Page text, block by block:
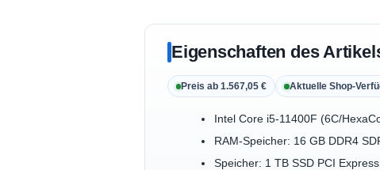
Eigenschaften des
Preis ab 1.567,05 € Aktuelle Shop-
Intel Core i5-11400F (6C/
RAM-Speicher: 16 GB DDR4
Speicher: 1 TB SSD PCI Express